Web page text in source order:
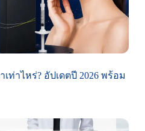
ท่าไหร่? อัปเดตปี 2026 พร้อม